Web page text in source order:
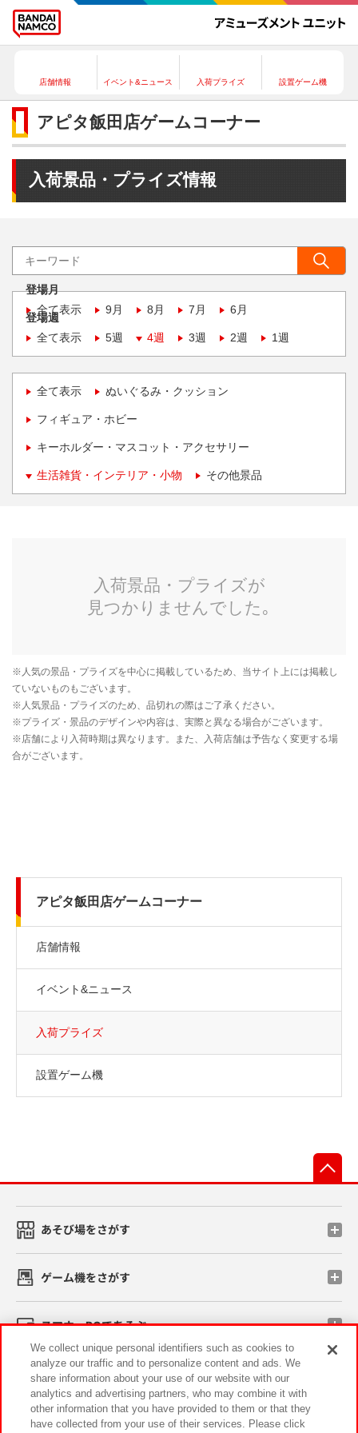
店舗情報 イベント&ニュース 入荷プライズ 設置ゲーム機
アピタ飯田店ゲームコーナー
入荷景品・プライズ情報
登場月
全て表示
9月 8月 7月 6月
登場週
全て表示
5週 4週 3週 2週 1週
全て表示 ぬいぐるみ・クッション
フィギュア・ホビー
キーホルダー・マスコット・アクセサリー
生活雑貨・インテリア・小物 その他景品
アピタ飯田店ゲームコーナー
店舗情報
イベント&ニュース
入荷プライズ
設置ゲーム機
あそび場をさがす
ゲーム機をさがす
スマホ・PCであそぶ
イベント・キャンペーン
We collect unique personal identifiers such as cookies to
analyze our traffic and to personalize content and ads. We
share information about your use of our website with our
analytics and advertising partners, who may combine it with
other information that you have provided to them or that they
have collected from your use of their services. Please click